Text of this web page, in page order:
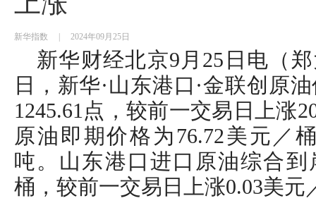
新华指数 2024年09月25日
新华财经北京9月25日电（
日，新华·山东港口·金联创原
1245.61点，较前一交易日上涨
原油即期价格为76.72美元／
吨。山东港口进口原油综合到
桶，较前一交易日上涨0.03美元